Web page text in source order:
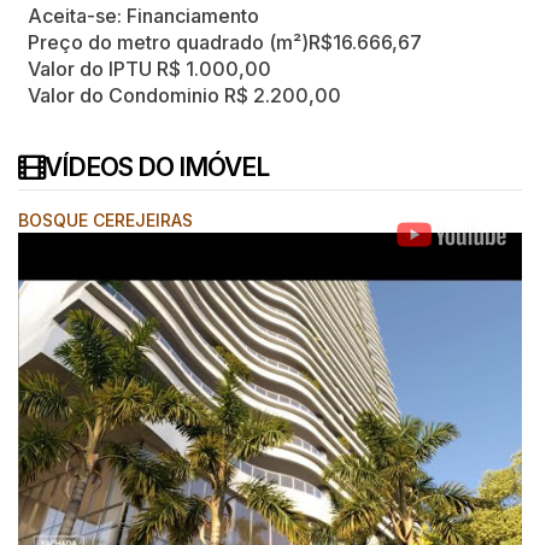
Aceita-se: Financiamento
Preço do metro quadrado (m²)R$16.666,67
Valor do IPTU R$ 1.000,00
Valor do Condominio R$ 2.200,00
VÍDEOS DO IMÓVEL
BOSQUE CEREJEIRAS